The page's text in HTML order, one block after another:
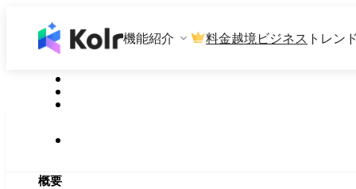
機能紹介 料金越境ビジネス トレン
概要